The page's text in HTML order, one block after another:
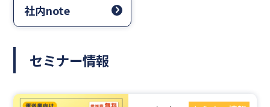
社内note
セミナー情報